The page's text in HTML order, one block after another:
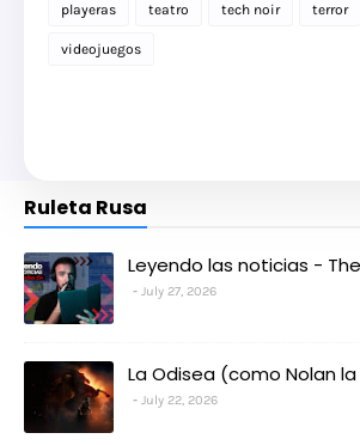
playeras teatro tech noir terror
videojuegos
Ruleta Rusa
Leyendo las noticias - The
July 27, 2026
La Odisea (como Nolan
July 22, 2026